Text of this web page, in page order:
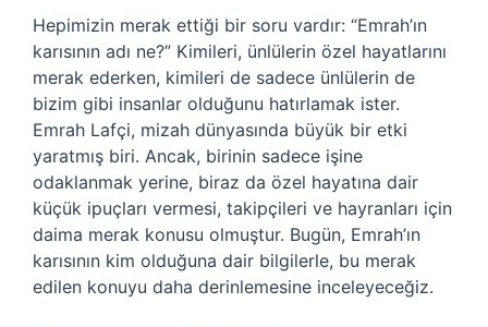
Hepimizin merak ettiği bir soru vardır: “Emrah’ın
karısının adı ne?” Kimileri, ünlülerin özel hayatlarını
merak ederken, kimileri de sadece ünlülerin de
bizim gibi insanlar olduğunu hatırlamak ister.
Emrah Lafçi, mizah dünyasında büyük bir etki
yaratmış biri. Ancak, birinin sadece işine
odaklanmak yerine, biraz da özel hayatına dair
küçük ipuçları vermesi, takipçileri ve hayranları için
daima merak konusu olmuştur. Bugün, Emrah’ın
karısının kim olduğuna dair bilgilerle, bu merak
edilen konuyu daha derinlemesine inceleyeceğiz.